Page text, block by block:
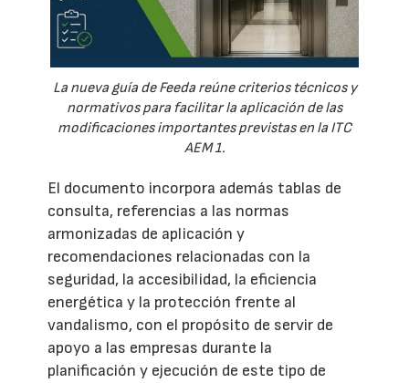
La nueva guía de Feeda reúne criterios técnicos y
normativos para facilitar la aplicación de las
modificaciones importantes previstas en la ITC
AEM 1.
El documento incorpora además tablas de
consulta, referencias a las normas
armonizadas de aplicación y
recomendaciones relacionadas con la
seguridad, la accesibilidad, la eficiencia
energética y la protección frente al
vandalismo, con el propósito de servir de
apoyo a las empresas durante la
planificación y ejecución de este tipo de